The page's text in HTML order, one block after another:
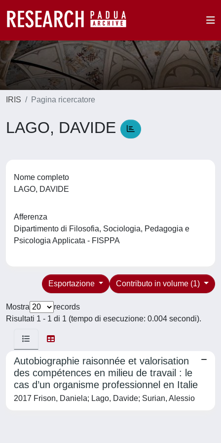
IRIS Pagina ricercatore
LAGO, DAVIDE
Nome completo
LAGO, DAVIDE
Afferenza
Dipartimento di Filosofia, Sociologia, Pedagogia e
Psicologia Applicata - FISPPA
Contributo in volume (1)
Esportazione
Mostra
records
Risultati 1 - 1 di 1 (tempo di esecuzione: 0.004 secondi).
Autobiographie raisonnée et valorisation
des compétences en milieu de travail : le
cas d’un organisme professionnel en Italie
2017 Frison, Daniela; Lago, Davide; Surian, Alessio